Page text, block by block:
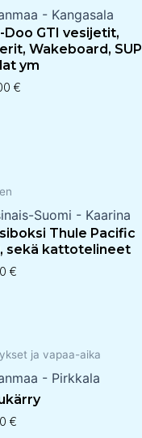
- Kangasala
Doo GTI vesijetit,
Wakeboard, SUP
ym
€
Suomi - Kaarina
Thule Pacific
sekä kattotelineet
€
ja vapaa-aika
- Pirkkala
€